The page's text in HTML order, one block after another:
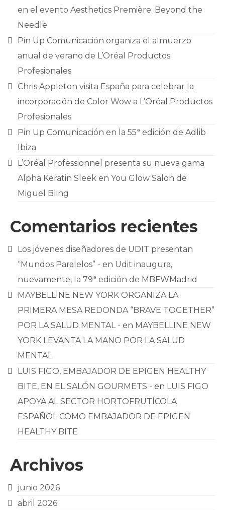
en el evento Aesthetics Première: Beyond the
Needle
Pin Up Comunicación organiza el almuerzo
anual de verano de L’Oréal Productos
Profesionales
Chris Appleton visita España para celebrar la
incorporación de Color Wow a L’Oréal Productos
Profesionales
Pin Up Comunicación en la 55ª edición de Adlib
Ibiza
L’Oréal Professionnel presenta su nueva gama
Alpha Keratin Sleek en You Glow Salon de
Miguel Bling
Comentarios recientes
Los jóvenes diseñadores de UDIT presentan
“Mundos Paralelos” - en Udit inaugura,
nuevamente, la 79ª edición de MBFWMadrid
MAYBELLINE NEW YORK ORGANIZA LA
PRIMERA MESA REDONDA “BRAVE TOGETHER”
POR LA SALUD MENTAL - en MAYBELLINE NEW
YORK LEVANTA LA MANO POR LA SALUD
MENTAL
LUIS FIGO, EMBAJADOR DE EPIGEN HEALTHY
BITE, EN EL SALÓN GOURMETS - en LUIS FIGO
APOYA AL SECTOR HORTOFRUTÍCOLA
ESPAÑOL COMO EMBAJADOR DE EPIGEN
HEALTHY BITE
Archivos
junio 2026
abril 2026